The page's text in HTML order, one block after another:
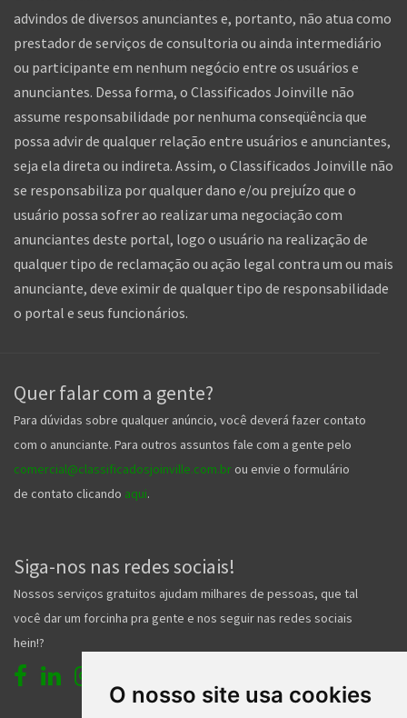
O nosso site usa cookies
advindos de diversos anunciantes e, portanto, não atua como
prestador de serviços de consultoria ou ainda intermediário
ou participante em nenhum negócio entre os usuários e
anunciantes. Dessa forma, o Classificados Joinville não
assume responsabilidade por nenhuma conseqüência que
possa advir de qualquer relação entre usuários e anunciantes,
seja ela direta ou indireta. Assim, o Classificados Joinville não
se responsabiliza por qualquer dano e/ou prejuízo que o
usuário possa sofrer ao realizar uma negociação com
anunciantes deste portal, logo o usuário na realização de
qualquer tipo de reclamação ou ação legal contra um ou mais
anunciante, deve eximir de qualquer tipo de responsabilidade
o portal e seus funcionários.
Quer falar com a gente?
Para dúvidas sobre qualquer anúncio, você deverá fazer contato
com o anunciante. Para outros assuntos fale com a gente pelo
comercial@classificadosjoinville.com.br ou envie o formulário
de contato clicando aqui.
Siga-nos nas redes sociais!
Nossos serviços gratuitos ajudam milhares de pessoas, que tal
você dar um forcinha pra gente e nos seguir nas redes sociais
hein!?